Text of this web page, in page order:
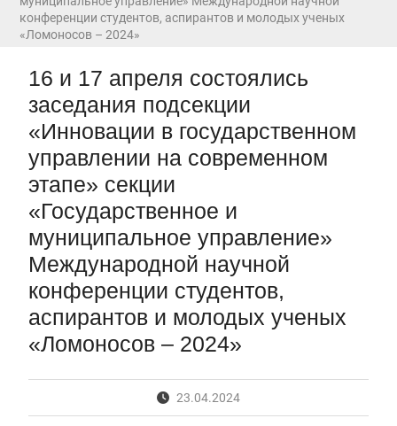
вступительные испытания в МГУ имени
М.В.Ломоносова в 2026 году по каждому
Первый канал, 24.07.2026. Часть 1-2
Вниманию абитуриентов бакалавриата! Открыта
онлайн-запись на заключение договора на
обучение
Вячеслав Никонов в программе «Большая игра»
— Первый канал, 05.08.2026. Часть 1-3
конференции студентов, аспирантов и молодых ученых
«Ломоносов – 2024»
16 и 17 апреля состоялись
заседания подсекции
«Инновации в государственном
управлении на современном
этапе» секции
«Государственное и
муниципальное управление»
Международной научной
конференции студентов,
аспирантов и молодых ученых
«Ломоносов – 2024»
23.04.2024